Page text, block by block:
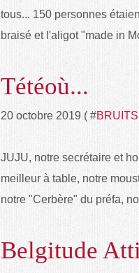
tous... 150 personnes
braisé et l'aligot "made in
Tétéoù...
20 octobre 2019 ( #
JUJU, notre secrétaire et
meilleur à table, notre
notre "Cerbère" du préfa,
Belgitude